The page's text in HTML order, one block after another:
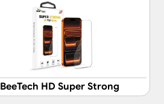
BeeTech HD Super Strong